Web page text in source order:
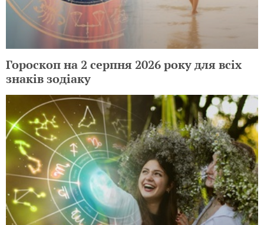
Гороскоп на 2 серпня 2026 року для всіх
знаків зодіаку